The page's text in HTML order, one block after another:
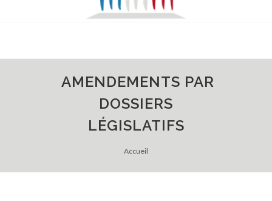
AMENDEMENTS PAR
DOSSIERS
LÉGISLATIFS
Accueil